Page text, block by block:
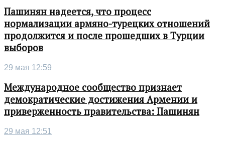
Пашинян надеется, что процесс
нормализации армяно-турецких отношений
продолжится и после прошедших в Турции
выборов
29 мая 12:59
Международное сообщество признает
демократические достижения Армении и
приверженность правительства: Пашинян
29 мая 12:51